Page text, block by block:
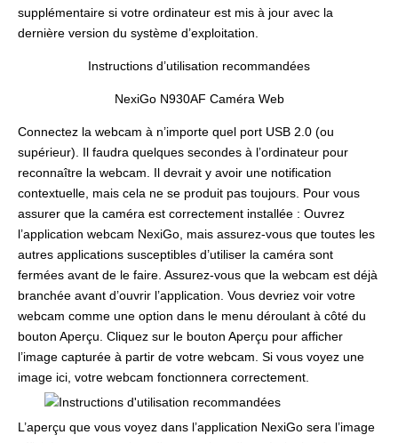
supplémentaire si votre ordinateur est mis à jour avec la
dernière version du système d’exploitation.
Instructions d’utilisation recommandées
NexiGo N930AF Caméra Web
Connectez la webcam à n’importe quel port USB 2.0 (ou
supérieur). Il faudra quelques secondes à l’ordinateur pour
reconnaître la webcam. Il devrait y avoir une notification
contextuelle, mais cela ne se produit pas toujours. Pour vous
assurer que la caméra est correctement installée : Ouvrez
l’application webcam NexiGo, mais assurez-vous que toutes les
autres applications susceptibles d’utiliser la caméra sont
fermées avant de le faire. Assurez-vous que la webcam est déjà
branchée avant d’ouvrir l’application. Vous devriez voir votre
webcam comme une option dans le menu déroulant à côté du
bouton Aperçu. Cliquez sur le bouton Aperçu pour afficher
l’image capturée à partir de votre webcam. Si vous voyez une
image ici, votre webcam fonctionnera correctement.
L’aperçu que vous voyez dans l’application NexiGo sera l’image